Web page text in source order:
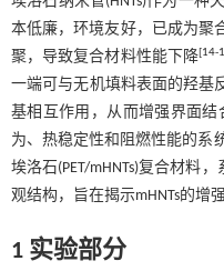
本低廉，环境友好，已成为聚
聚，导致复合材料性能下降[14-
一端可与无机填料表面的羟基
基相互作用，从而增强界面结
为、热稳定性和阻燃性能的系
埃洛石(PET/mHNTs)复合材料
观结构，旨在揭示mHNTs的增
1 实验部分